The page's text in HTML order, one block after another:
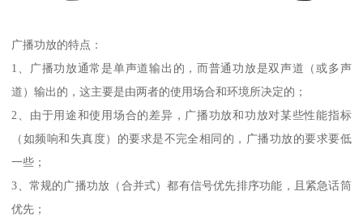
广播功放的特点：
1、广播功放通常是单声道输出的，而普通功放是双声道（或多声
道）输出的，这主要是由两者的使用场合和环境所决定的；
2、由于用途和使用场合的差异，广播功放和功放对某些性能指标
（如频响和失真度）的要求是不完全相同的，广播功放的要求要低
一些；
3、常规的广播功放（合并式）都有信号优先排序功能，且紧急话筒
优先；